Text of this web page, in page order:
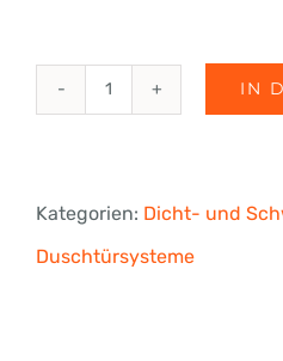
Schwallschutz
IN
Kategorien: Dicht- und
Duschtürsysteme